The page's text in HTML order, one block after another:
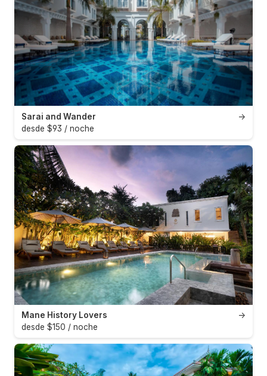
→
Sarai and Wander
desde $93 / noche
→
Mane History Lovers
desde $150 / noche